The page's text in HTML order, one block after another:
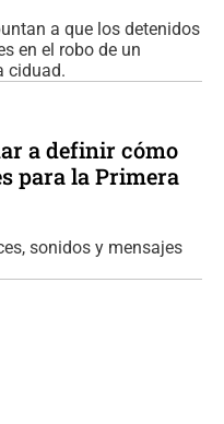
a que los detenidos
en el robo de un
ciduad.
a definir cómo
para la Primera
sonidos y mensajes